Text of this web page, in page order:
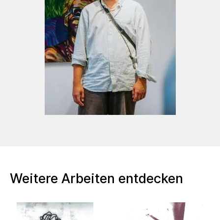
Dezember 2022 Kleines Format
(Gruppenausstellung; Ecke Galerie; Augsburg)
September 2022 Generation Z 2
(Gruppenausstellung; Galerie Oberstdorf;
Ausstellender und Organisation)
Seit Juli 2022 Projektausstellung
der Studierenden des Lehrstuhls
Kunstpädagogik; Gebäude G Universität
Kliemann (Gruppenausstellung; Pittlerwerke
Weitere Arbeiten entdecken